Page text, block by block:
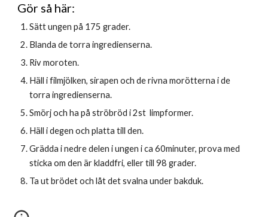
Gör så här:
Sätt ungen på 175 grader.
Blanda de torra ingredienserna.
Riv moroten.
Häll i filmjölken, sirapen och de rivna morötterna i de
torra ingredienserna.
Smörj och ha på ströbröd i 2st  limpformer.
Häll i degen och platta till den.
Grädda i nedre delen i ungen i ca 60minuter, prova med
sticka om den är kladdfri, eller till 98 grader.
Ta ut brödet och låt det svalna under bakduk.